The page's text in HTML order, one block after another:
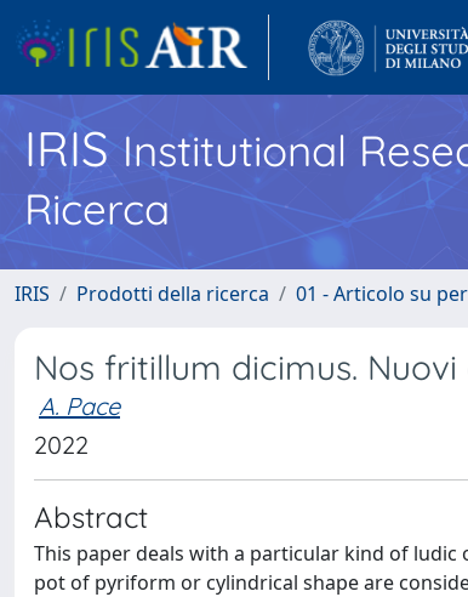
IRISInstitutional
Ricerca
IRIS Prodotti della ricerca 01 - Articolo su
Nos fritillum dicimus.
A. Pace
2022
Abstract
This paper deals with a particular kind of ludic
pot of pyriform or cylindrical shape are